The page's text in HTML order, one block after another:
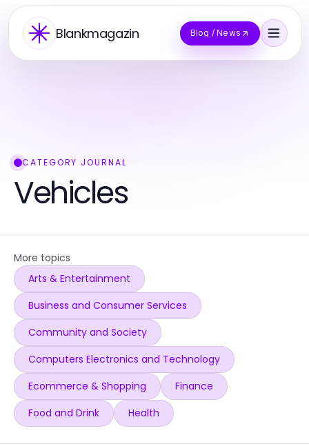
Blankmagazin Blog / News
CATEGORY JOURNAL
Vehicles
More topics
Arts & Entertainment
Business and Consumer Services
Community and Society
Computers Electronics and Technology
Ecommerce & Shopping
Finance
Food and Drink
Health